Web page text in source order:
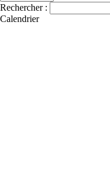
Rechercher :
Calendrier